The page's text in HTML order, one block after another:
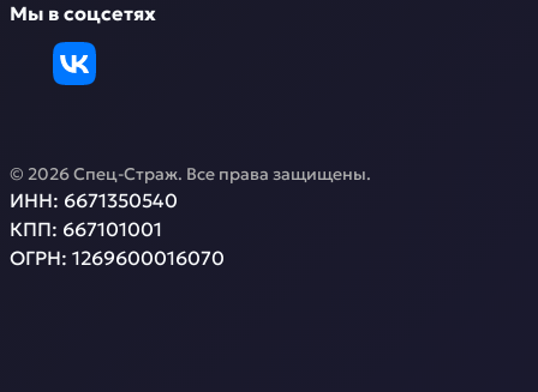
Мы в соцсетях
© 2026Спец-Страж. Все права защищены.
ИНН: 6671350540
КПП: 667101001
ОГРН: 1269600016070